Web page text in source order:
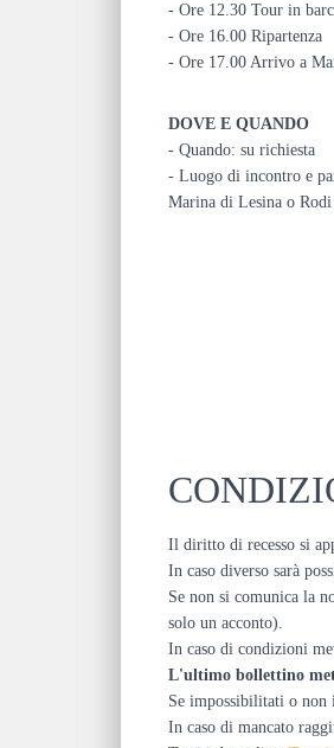
- Ore 12.30 Tour in
- Ore 16.00 Ripartenza
- Ore 17.00 Arrivo a
DOVE E QUANDO
- Quando: su richiesta
- Luogo di incontro e
Marina di Lesina o
Il diritto di recesso si
In caso diverso sarà
Se non si comunica la
solo un acconto).
In caso di condizioni
L'ultimo bollettino
Se impossibilitati o non
In caso di mancato